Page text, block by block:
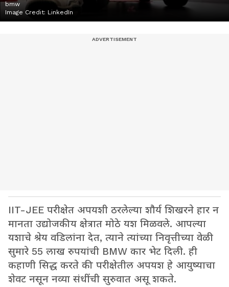
bmw
Image Credit: LinkedIn
IIT-JEE परीक्षेत अपयशी ठरलेल्या शौर्य शिखरने हार न
मानता उद्योजकीय क्षेत्रात मोठे यश मिळवले. आपल्या
यशाचे श्रेय वडिलांना देत, त्याने त्यांच्या निवृत्तीच्या वेळी
सुमारे 55 लाख रुपयांची BMW कार भेट दिली. ही
कहाणी सिद्ध करते की परीक्षेतील अपयश हे आयुष्याचा
शेवट नसून नव्या संधींची सुरुवात असू शकते.